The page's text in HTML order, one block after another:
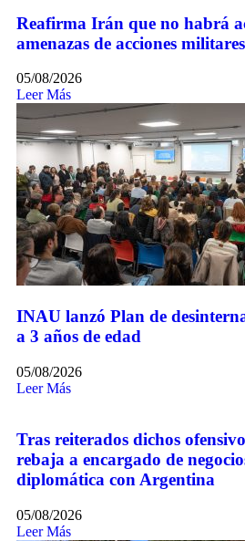
Reafirma Irán que no habrá
amenazas de acciones militares
05/08/2026
Leer Más
INAU lanzó Plan de
a 3 años de edad
05/08/2026
Leer Más
Tras reiterados dichos
rebaja a encargado de
diplomática con Argentina
05/08/2026
Leer Más